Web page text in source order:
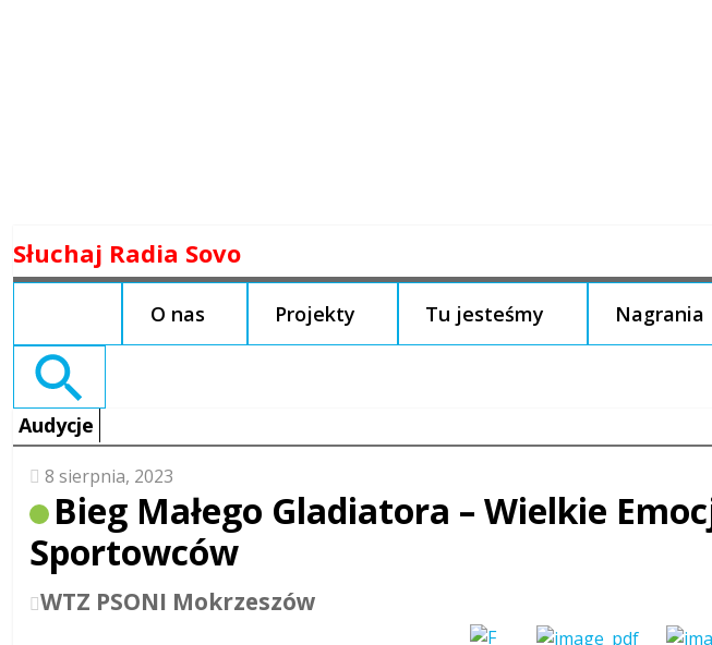
to
Słuchaj Radia Sovo
O nas Projekty Tu jesteśmy Nagrania
Search
Audycje
8 sierpnia, 2023
Bieg Małego Gladiatora – Wielkie
Sportowców
WTZ PSONI Mokrzeszów